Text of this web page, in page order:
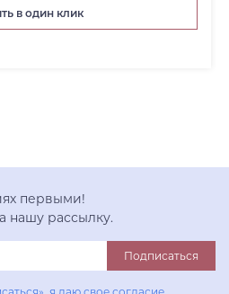
в один клик
первыми!
нашу рассылку.
Подписаться